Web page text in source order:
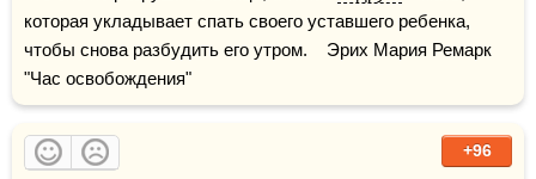
которая укладывает спать своего уставшего ребенка,
чтобы снова разбудить его утром.    Эрих Мария Ремарк
"Час освобождения"
+96